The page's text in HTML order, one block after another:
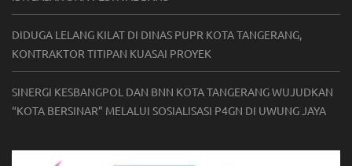
DIDUGA LELANG KILAT DI DINAS PUPR KOTA TANGERANG,
KONTRAKTOR TITIPAN KUASAI PROYEK
SINERGI KESBANGPOL DAN BNN KOTA TANGERANG WUJUDKAN
“KOTA BERSINAR” MELALUI SOSIALISASI P4GN DI UWUNG JAYA